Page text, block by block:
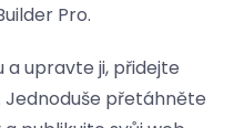
Pro.
a upravte ji, přidejte
Jednoduše přetáhněte